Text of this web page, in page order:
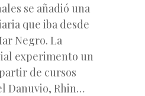
se añadió una
que iba desde
Negro. La
experimento un
de cursos
Danuvio, Rhin…